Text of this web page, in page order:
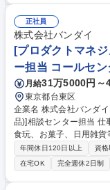
分析 ・プロジェクトの
・開発チームと連携した
具合流出率や再発防止率
の策定、レビュー推進、および
ウェアQA】専任立ち上
正社員
株式会社バンダイ
[プロダクトマネ
ー担当 コールセ
月給31万5000円～
東京都台東区
企業名 株式会社バンダイ 求人名 [プロダクトマネジメント部(バンダイ
品)]相談センター担当 仕事の内容 バンダイ製品(カプセルトイ、カード、
食玩、お菓子、日用雑
担当をお任せいたします！ 【具体的には】 ・統括担当：お客様
備、相談内容の解析、企
CRM、WMS、BIツール
ムの構築支援 募集職種 [プロダクトマネジメント部(バンダイ製品)]相談セ
年間休日120日以上 資
在宅OK
完全週休2日制